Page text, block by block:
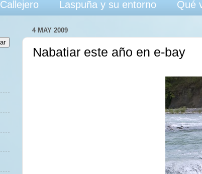
Callejero Laspuña y su entorno Qué
4 MAY 2009
Nabatiar este año en e-bay